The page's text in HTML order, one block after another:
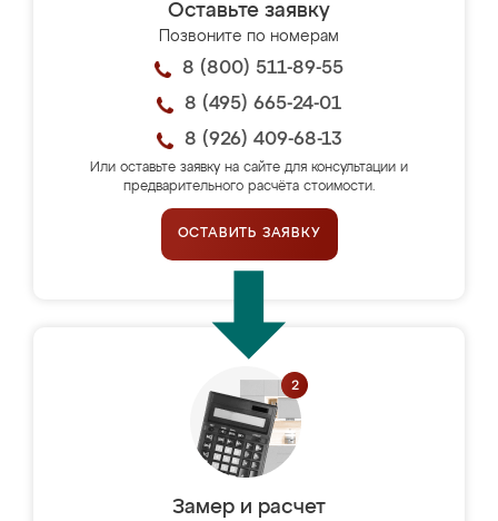
Оставьте заявку
Позвоните по номерам
8 (800) 511-89-55
8 (495) 665-24-01
8 (926) 409-68-13
Или оставьте заявку на сайте для консультации и
предварительного расчёта стоимости.
ОСТАВИТЬ ЗАЯВКУ
Замер и расчет